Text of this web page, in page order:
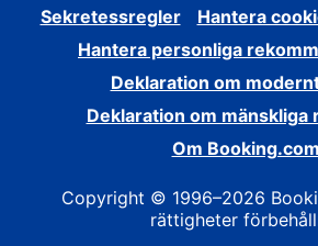
Sekretessregler
Hantera
Hantera personliga
Deklaration om
Deklaration om mänskliga
Om Booking.com
Copyright © 1996–2026
rättigheter